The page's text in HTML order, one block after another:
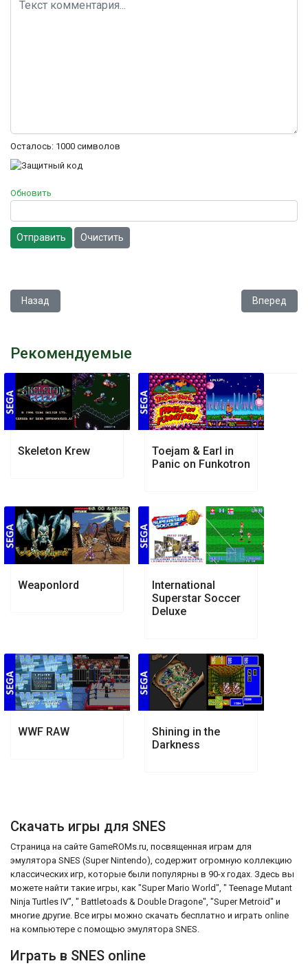
Осталось: 1000 символов
Обновить
Отправить Очистить
Предыдущий: Cybernator
Назад Следующий:
Вперед
Рекомендуемые
Skeleton Krew
Toejam & Earl in
Panic on Funkotron
Weaponlord
International
Superstar Soccer
Deluxe
WWF RAW
Shining in the
Darkness
Скачать игры для SNES
Страница на сайте GameROMs.ru, посвященная играм для
эмулятора SNES (Super Nintendo), содержит огромную коллекцию
классических игр, которые были популярны в 90-х годах. Здесь вы
можете найти такие игры, как "Super Mario World", " Teenage Mutant
Ninja Turtles IV", " Battletoads & Double Dragone", "Super Metroid" и
многие другие. Все игры можно скачать бесплатно и играть online
на компьютере с помощью эмулятора SNES.
Играть в SNES online